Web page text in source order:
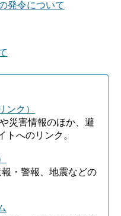
発令について
ンク）
災害情報のほか、避
トへのリンク。
・警報、地震などの